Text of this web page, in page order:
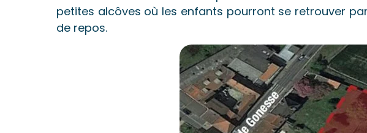
petites alcôves où les enfants pourront se retrouver
de repos.